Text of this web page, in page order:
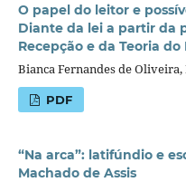
O papel do leitor e
Diante da lei a partir da
Recepção e da Teoria do
Bianca Fernandes de
PDF
“Na arca”: latifúndio e
Machado de Assis